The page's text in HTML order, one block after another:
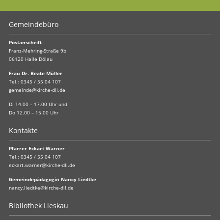
Gemeindebüro
Postanschrift
Franz-Mehring-Straße 9b
06120 Halle Dölau
Frau Dr. Beate Müller
Tel.: 0345 / 55 04 107
gemeinde@kirche-dll.de
Di 14.00 – 17.00 Uhr und
Do 12.00 – 15.00 Uhr
Kontakte
Pfarrer Eckart Warner
Tel.: 0345 / 55 04 107
eckart.warner@kirche-dll.de
Gemeindepädagogin Nancy Liedtke
nancy.liedtke@kirche-dll.de
Bibliothek Lieskau